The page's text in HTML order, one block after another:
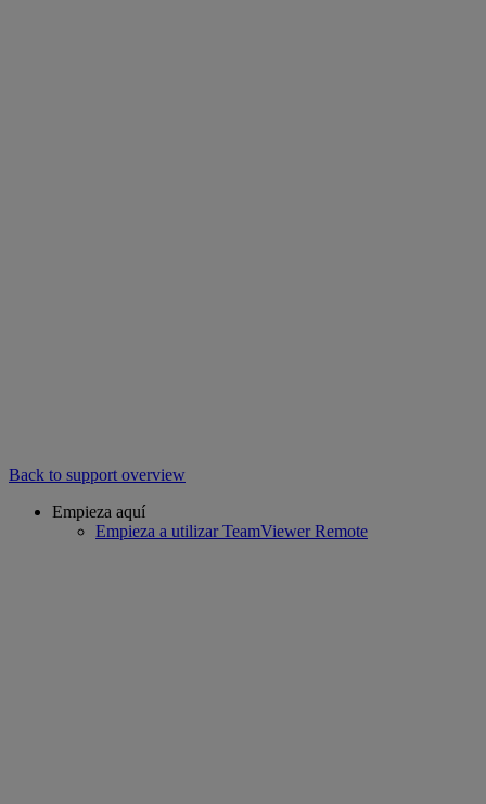
Back to support overview
Empieza aquí
Empieza a utilizar TeamViewer Remote